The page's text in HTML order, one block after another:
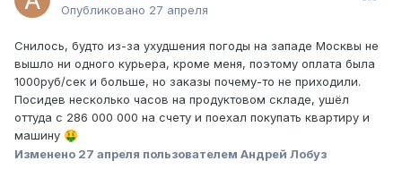
Опубликовано 27 апреля
Снилось, будто из-за ухудшения погоды на западе Москвы не
вышло ни одного курьера, кроме меня, поэтому оплата была
1000руб/сек и больше, но заказы почему-то не приходили.
Посидев несколько часов на продуктовом складе, ушёл
оттуда с 286 000 000 на счету и поехал покупать квартиру и
машину 🤑
Изменено 27 апреля пользователем Андрей Лобуз